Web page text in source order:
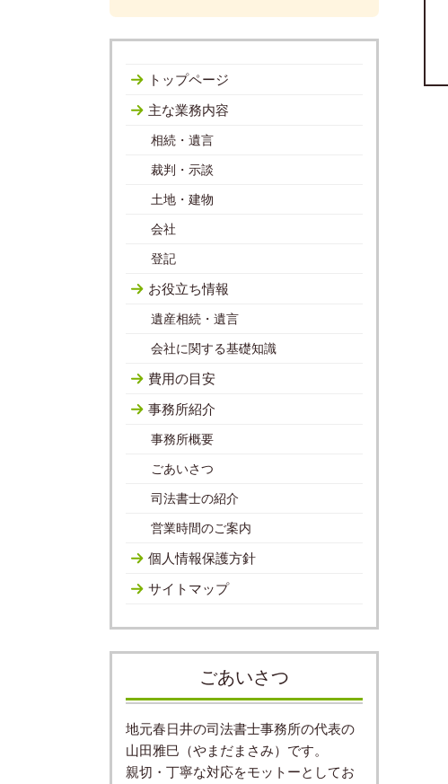
トップページ
主な業務内容
相続・遺言
裁判・示談
土地・建物
会社
登記
お役立ち情報
遺産相続・遺言
会社に関する基礎知識
費用の目安
事務所紹介
事務所概要
ごあいさつ
司法書士の紹介
営業時間のご案内
個人情報保護方針
サイトマップ
ごあいさつ
地元春日井の司法書士事務所の代表の
山田雅巳（やまだまさみ）です。
親切・丁寧な対応をモットーとしてお